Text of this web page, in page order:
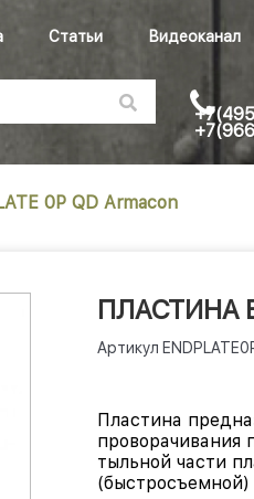
Статьи Видеоканал
0P QD Armacon
ПЛАСТИНА
Артикул
Пластина
проворачивания
тыльной части
(быстросъемной)